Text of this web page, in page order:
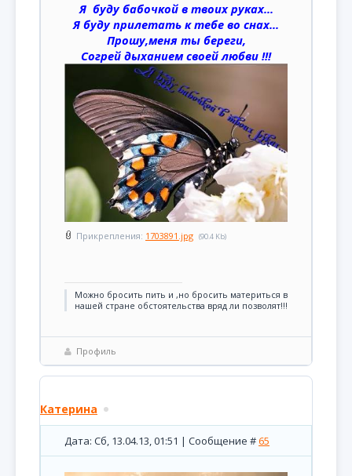
Я буду бабочкой в твоих руках...
Я буду прилетать к тебе во снах...
Прошу,меня ты береги,
Согрей дыханием своей любви !!!
Прикрепления: 1703891.jpg (90.4 Kb)
Можно бросить пить и ,но бросить материться в
нашей стране обстоятельства вряд ли позволят!!!
Профиль
Катерина
Дата: Сб, 13.04.13, 01:51 | Сообщение #65